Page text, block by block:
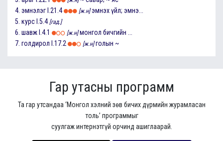
4. эмнэлэг I.21.4 [ж.н] эмнэх үйл; эмнэ...
5. курс I.5.4 [гад.]
6. шавж I.4.1 [ж.н] монгол бичгийн ...
7. голдирол I.17.2 [ж.н] голын ~
Гар утасны программ
Та гар утсандаа ‘Монгол хэлний зөв бичих дүрмийн журамласан
толь’ программыг
суулгаж интернэтгүй орчинд ашиглаарай.